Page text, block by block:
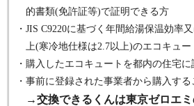
的書類(免許証等)で証明できる方
・JIS C9220に基づく年間給湯保温効率
上(寒冷地仕様は2.7以上)のエコキュ
・購入したエコキュートを都内の住宅
・事前に登録された事業者から購入する
→交換できるくんは東京ゼロエ